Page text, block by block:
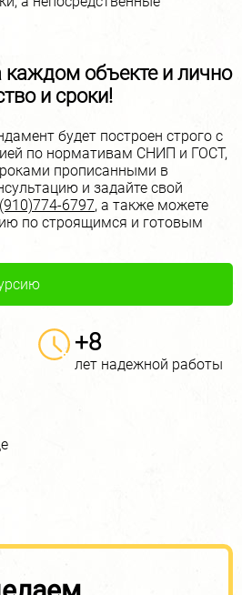
в Москве и Московской
к выполнению
короткие сроки!
мы помогаем нашим
на работах, доставке и
10 дней мы, бригада полного
фундаменты и дома по
освободить Вас от
за рабочими и другими
к нам, Вы гарантированно
каждом объекте и лично
и сроки!
будет построен строго с
по нормативам СНИП и ГОСТ,
прописанными в
и задайте свой
6797, а также можете
по строящимся и готовым
+8
лет надежной работы